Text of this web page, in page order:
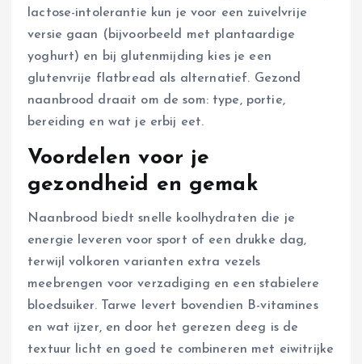
lactose-intolerantie kun je voor een zuivelvrije
versie gaan (bijvoorbeeld met plantaardige
yoghurt) en bij glutenmijding kies je een
glutenvrije flatbread als alternatief. Gezond
naanbrood draait om de som: type, portie,
bereiding en wat je erbij eet.
Voordelen voor je
gezondheid en gemak
Naanbrood biedt snelle koolhydraten die je
energie leveren voor sport of een drukke dag,
terwijl volkoren varianten extra vezels
meebrengen voor verzadiging en een stabielere
bloedsuiker. Tarwe levert bovendien B-vitamines
en wat ijzer, en door het gerezen deeg is de
textuur licht en goed te combineren met eiwitrijke